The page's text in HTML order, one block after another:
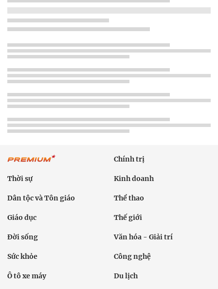
Chính trị
Thời sự Kinh doanh
Dân tộc và Tôn giáo Thể thao
Giáo dục Thế giới
Đời sống Văn hóa - Giải trí
Sức khỏe Công nghệ
Ô tô xe máy Du lịch